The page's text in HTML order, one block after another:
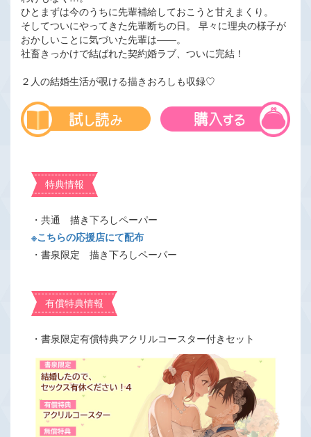
ひとまずは今のうちに先輩補給しておこうと甘えまくり。
そしてついにやってきた先輩断ちの日。 早々に理央の様子が
おかしいことに気づいた先輩は――。
社畜きっかけで結ばれた契約婚ラブ、ついに完結！
２人の結婚生活が覗ける描きおろしも収録♡
特典情報
・共通 描き下ろしペーパー
※こちらの応援店にて配布
・書泉限定 描き下ろしペーパー
有償特典情報
・書泉限定有償特典アクリルコースター付きセット